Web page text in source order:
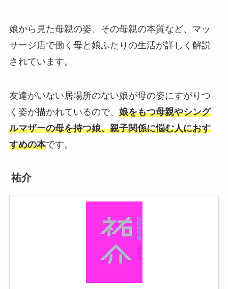
娘から見た母親の姿、その母親の本質など、マッ
サージ店で働く母と娘ふたりの生活が詳しく解説
されています。
友達がいない居場所のない娘が母の姿にすがりつ
く姿が描かれているので、 娘をもつ母親やシング
ルマザーの母を持つ娘、親子関係に悩む人におす
すめの本です。
祐介